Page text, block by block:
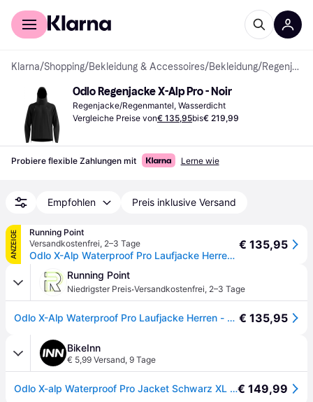
Für Shopper
Klarna/Shopping/Bekleidung & Accessoires/Bekleidung/ Regenjacken & Regenmäntel
Odlo Regenjacke X-Alp Pro - Noir
Regenjacke/Regenmantel, Wasserdicht
Vergleiche Preise von€ 135,95bis€ 219,99
Probiere flexible Zahlungen mit Lerne wie
Empfohlen Preis inklusive Versand
ANZEIGE
Running Point
Versandkostenfrei, 2–3 Tage
Odlo X-Alp Waterproof Pro Laufjacke Herren - schwarz, Größe S
€ 135,95
Running Point
Niedrigster Preis·Versandkostenfrei, 2–3 Tage
Odlo X-Alp Waterproof Pro Laufjacke Herren - schwarz, Größe S € 135,95
BikeInn
€ 5,99 Versand, 9 Tage
Odlo X-alp Waterproof Pro Jacket Schwarz XL Mann€ 149,99